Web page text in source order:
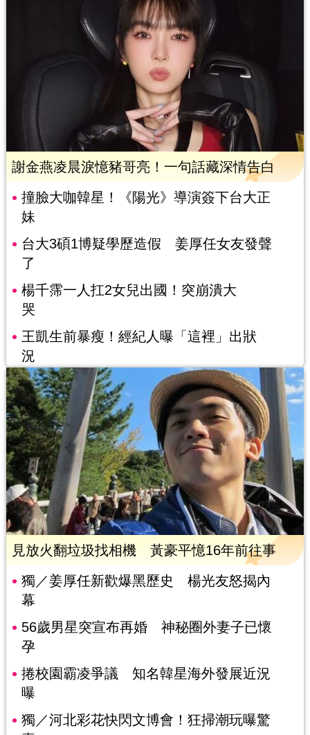
謝金燕凌晨淚憶豬哥亮！一句話藏深情告白
撞臉大咖韓星！《陽光》導演簽下台大正
妹
台大3碩1博疑學歷造假 姜厚任女友發聲
了
楊千霈一人扛2女兒出國！突崩潰大
哭
王凱生前暴瘦！經紀人曝「這裡」出狀
況
見放火翻垃圾找相機 黃豪平憶16年前往事
獨／姜厚任新歡爆黑歷史 楊光友怒揭內
幕
56歲男星突宣布再婚 神秘圈外妻子已懷
孕
捲校園霸凌爭議 知名韓星海外發展近況
曝
獨／河北彩花快閃文博會！狂掃潮玩曝驚